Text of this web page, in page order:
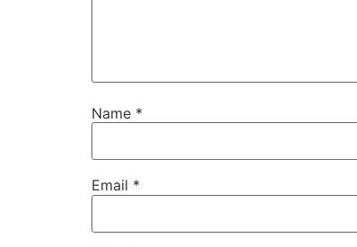
Name *
Email *